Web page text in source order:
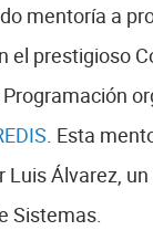
mentoría a
el prestigioso
. Esta
Luis Álvarez,
Sistemas.